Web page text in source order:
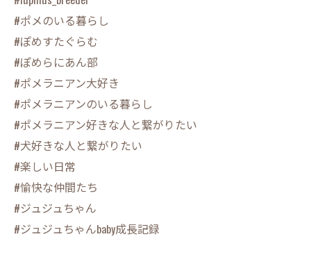
#ポメのいる暮らし
#ぽめすたぐらむ
#ぽめらにあん部
#ポメラニアン大好き
#ポメラニアンのいる暮らし
#ポメラニアン好きな人と繋がりたい
#犬好きな人と繋がりたい
#楽しい日常
#愉快な仲間たち
#ジュジュちゃん
#ジュジュちゃんbaby成長記録